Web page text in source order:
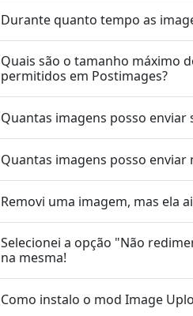
Durante quanto tempo as
Quais são o tamanho máximo
permitidos em Postimages?
Quantas imagens posso enviar
Quantas imagens posso enviar
Removi uma imagem, mas ela
Selecionei a opção "Não
na mesma!
Como instalo o mod Image